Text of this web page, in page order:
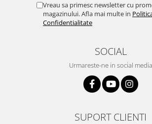
Vreau sa primesc newsletter cu
magazinului. Afla mai multe in
Confidentialitate
SOCIAL
Urmareste-ne in social media
SUPORT CLIENTI